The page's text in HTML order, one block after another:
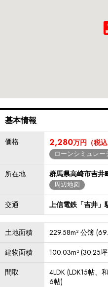
基本情報
価格 2,280万円（税込
ローンシミュレー
所在地 群馬県高崎市吉井
周辺地図
交通 上信電鉄「吉井
土地面積
229.58m² 公簿
建物面積
100.03m² (30.25
間取
4LDK (LDK15帖、
6帖)